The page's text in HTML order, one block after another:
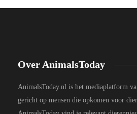
Over AnimalsToday
AnimalsToday.nl is het mediaplatform
gericht op mensen die opkomen voor